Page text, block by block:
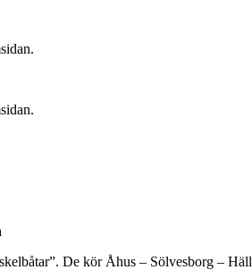
De kör Åhus – Sölvesborg –